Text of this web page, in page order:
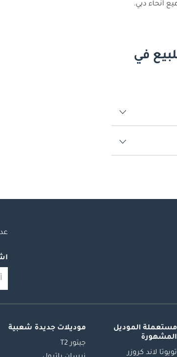
أنحاء دبي.
في
مستعملة الموديل
المشهورة
تويوتا لاند كروزر
موديلات جديدة شعبية
جيتور T2